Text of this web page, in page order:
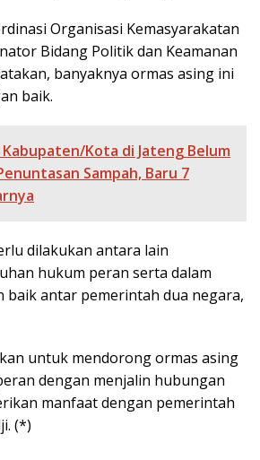
Organisasi Kemasyarakatan
Bidang Politik dan Keamanan
banyaknya ormas asing ini
baik.
Kabupaten/Kota di Jateng Belum
Sampah, Baru 7
dilakukan antara lain
hukum peran serta dalam
baik antar pemerintah dua negara,
untuk mendorong ormas asing
dengan menjalin hubungan
manfaat dengan pemerintah
(*)